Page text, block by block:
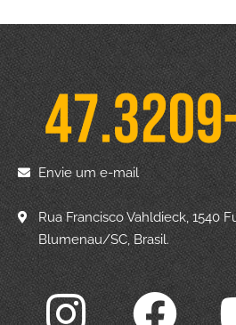
Envie um e-mail
Rua Francisco Vahldieck, 1540
Blumenau/SC, Brasil.